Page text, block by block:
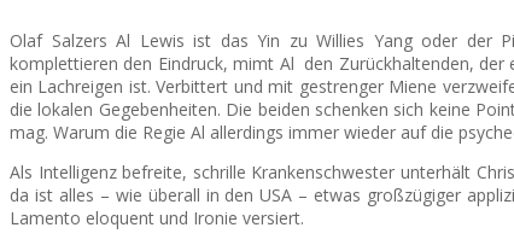
Olaf Salzers Al Lewis ist das Yin zu Willies Yang oder der
komplettieren den Eindruck, mimt Al den Zurückhaltenden,
ein Lachreigen ist. Verbittert und mit gestrenger Miene
die lokalen Gegebenheiten. Die beiden schenken sich keine
mag. Warum die Regie Al allerdings immer wieder auf die
Als Intelligenz befreite, schrille Krankenschwester unterhält
da ist alles – wie überall in den USA – etwas großzügiger
Lamento eloquent und Ironie versiert.